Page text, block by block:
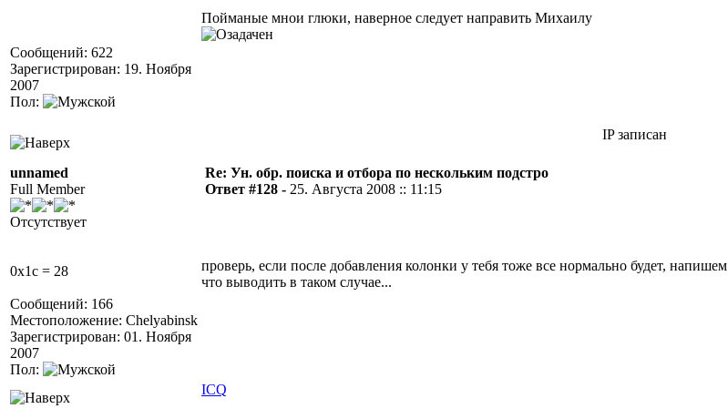
Сообщений: 622
Зарегистрирован: 19. Ноября
2007
Пол:
Пойманые мнои глюки, наверное следует направить Михаилу
IP записан
unnamed
Full Member
Отсутствует
0x1c = 28
Сообщений: 166
Местоположение: Chelyabinsk
Зарегистрирован: 01. Ноября
2007
Пол:
Re: Ун. обр. поиска и отбора по нескольким подстро
Ответ #128 - 25. Августа 2008 :: 11:15
проверь, если после добавления колонки у тебя тоже все нормально будет, напишем
что выводить в таком случае...
ICQ